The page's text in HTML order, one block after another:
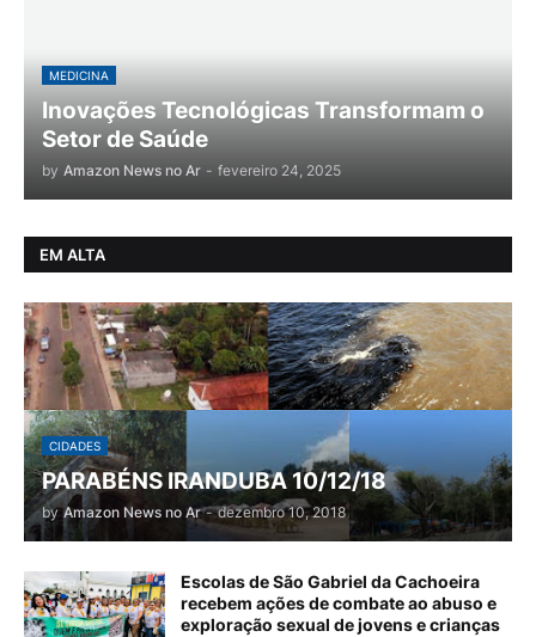
MEDICINA
Inovações Tecnológicas Transformam o
Setor de Saúde
by Amazon News no Ar - fevereiro 24, 2025
EM ALTA
CIDADES
PARABÉNS IRANDUBA 10/12/18
by Amazon News no Ar - dezembro 10, 2018
Escolas de São Gabriel da Cachoeira
recebem ações de combate ao abuso e
exploração sexual de jovens e crianças